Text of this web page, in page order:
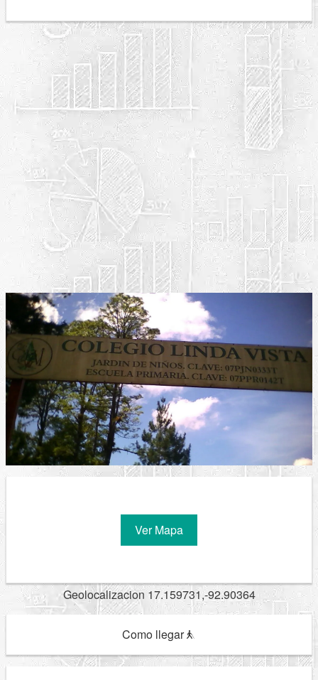
Ver Mapa
Geolocalizacion 17.159731,-92.90364
Como llegar